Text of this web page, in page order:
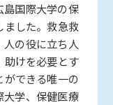
島国際大学の保
ました。救急救
の役に立ち人
助けを必要とす
ができる唯一の
大学、保健医療